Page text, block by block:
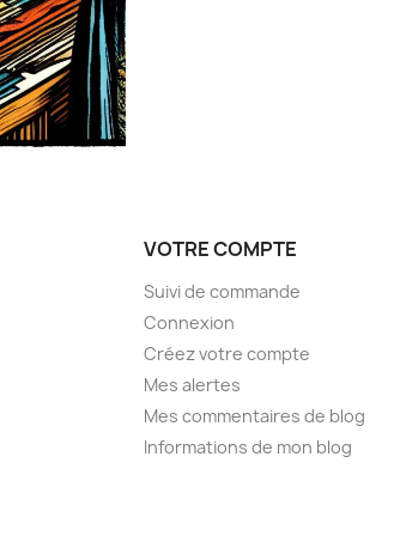
VOTRE COMPTE
Suivi de commande
Connexion
Créez votre compte
Mes alertes
Mes commentaires de blog
Informations de mon blog